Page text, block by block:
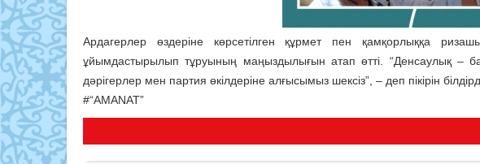
Ардагерлер өздеріне көрсетілген құрмет пен қамқорлыққа
ұйымдастырылып тұруының маңыздылығын атап өтті. “Денсаулық –
дәрігерлер мен партия өкілдеріне алғысымыз шексіз”, – деп пікірін
#“AMANAT”